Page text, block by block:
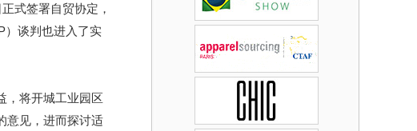
式签署自贸协定，
）谈判也进入了实
将开城工业园区
意见，进而探讨适